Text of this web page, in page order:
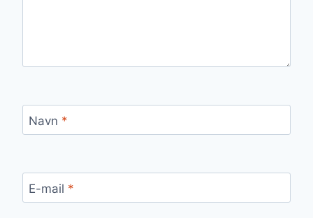
Navn *
E-mail *